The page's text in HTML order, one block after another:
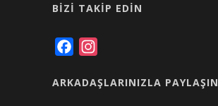
BIZI TAKIP EDIN
Facebook
ARKADAŞLARINIZLA PAYLAŞIN